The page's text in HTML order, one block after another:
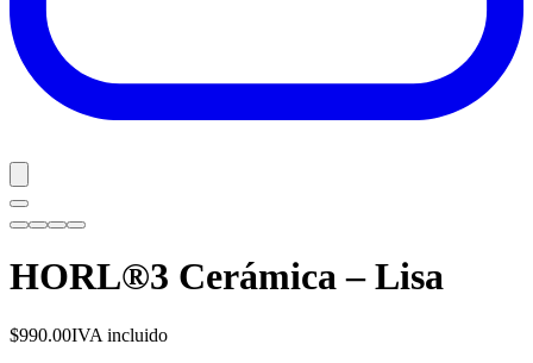
HORL®3 Cerámica – Lisa
$990.00IVA incluido